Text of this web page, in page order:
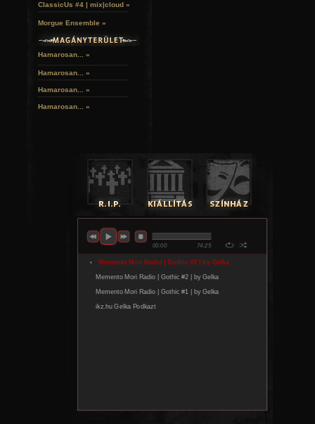
ClassicUs #4 | mix|cloud »
Morgue Ensemble »
Hamarosan... »
Hamarosan... »
Hamarosan... »
Hamarosan... »